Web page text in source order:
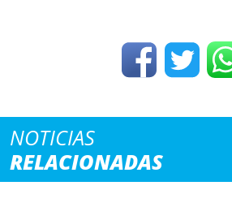
NOTICIAS
RELACIONADAS